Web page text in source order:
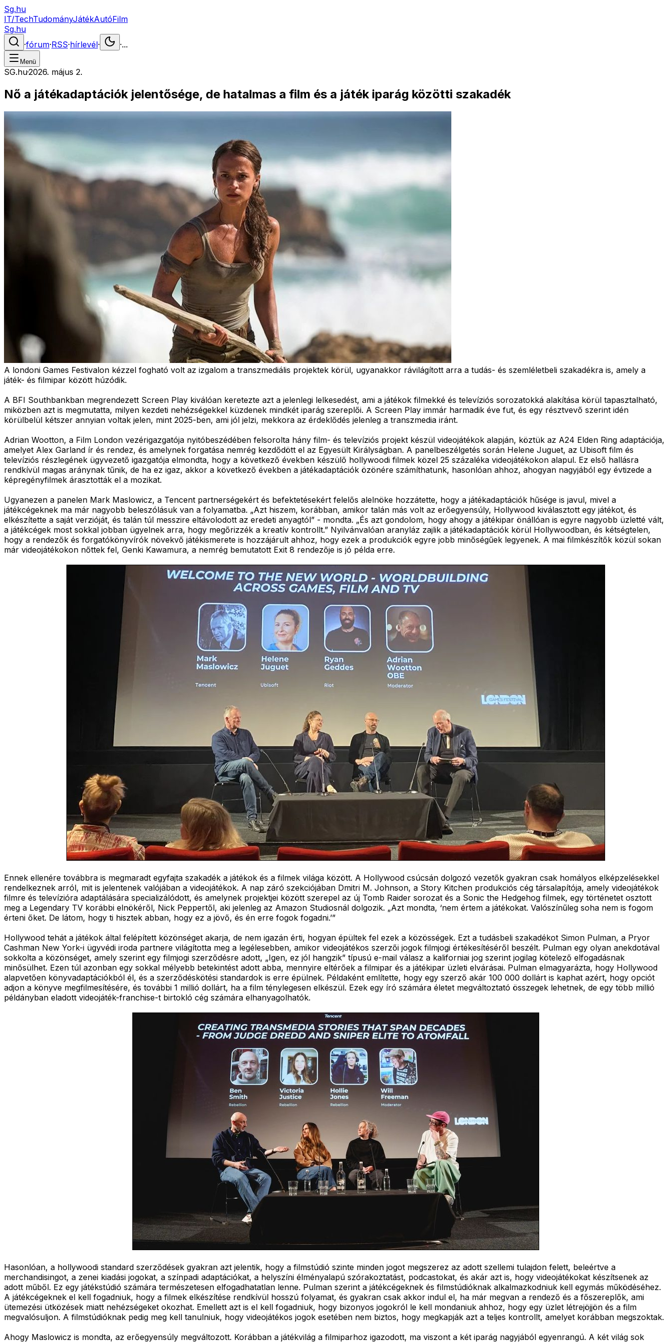
Sg.hu
IT/TechTudományJátékAutóFilm
Sg.hu
·fórum·RSS·hírlevél· ·...
Menü
SG.hu·2026. május 2.
Nő a játékadaptációk jelentősége, de hatalmas a film és a játék iparág közötti szakadék
A londoni Games Festivalon kézzel fogható volt az izgalom a transzmediális projektek körül, ugyanakkor rávilágított arra a tudás- és szemléletbeli szakadékra is, amely a
játék- és filmipar között húzódik.
A BFI Southbankban megrendezett Screen Play kiválóan keretezte azt a jelenlegi lelkesedést, ami a játékok filmekké és televíziós sorozatokká alakítása körül tapasztalható,
miközben azt is megmutatta, milyen kezdeti nehézségekkel küzdenek mindkét iparág szereplői. A Screen Play immár harmadik éve fut, és egy résztvevő szerint idén
körülbelül kétszer annyian voltak jelen, mint 2025-ben, ami jól jelzi, mekkora az érdeklődés jelenleg a transzmedia iránt.
Adrian Wootton, a Film London vezérigazgatója nyitóbeszédében felsorolta hány film- és televíziós projekt készül videojátékok alapján, köztük az A24 Elden Ring adaptációja,
amelyet Alex Garland ír és rendez, és amelynek forgatása nemrég kezdődött el az Egyesült Királyságban. A panelbeszélgetés során Helene Juguet, az Ubisoft film és
televíziós részlegének ügyvezető igazgatója elmondta, hogy a következő években készülő hollywoodi filmek közel 25 százaléka videojátékokon alapul. Ez első hallásra
rendkívül magas aránynak tűnik, de ha ez igaz, akkor a következő években a játékadaptációk özönére számíthatunk, hasonlóan ahhoz, ahogyan nagyjából egy évtizede a
képregényfilmek árasztották el a mozikat.
Ugyanezen a panelen Mark Maslowicz, a Tencent partnerségekért és befektetésekért felelős alelnöke hozzátette, hogy a játékadaptációk hűsége is javul, mivel a
játékcégeknek ma már nagyobb beleszólásuk van a folyamatba. „Azt hiszem, korábban, amikor talán más volt az erőegyensúly, Hollywood kiválasztott egy játékot, és
elkészítette a saját verzióját, és talán túl messzire eltávolodott az eredeti anyagtól” - mondta. „És azt gondolom, hogy ahogy a játékipar önállóan is egyre nagyobb üzletté vált,
a játékcégek most sokkal jobban ügyelnek arra, hogy megőrizzék a kreatív kontrollt.” Nyilvánvalóan aranyláz zajlik a játékadaptációk körül Hollywoodban, és kétségtelen,
hogy a rendezők és forgatókönyvírók növekvő játékismerete is hozzájárult ahhoz, hogy ezek a produkciók egyre jobb minőségűek legyenek. A mai filmkészítők közül sokan
már videojátékokon nőttek fel, Genki Kawamura, a nemrég bemutatott Exit 8 rendezője is jó példa erre.
Ennek ellenére továbbra is megmaradt egyfajta szakadék a játékok és a filmek világa között. A Hollywood csúcsán dolgozó vezetők gyakran csak homályos elképzelésekkel
rendelkeznek arról, mit is jelentenek valójában a videojátékok. A nap záró szekciójában Dmitri M. Johnson, a Story Kitchen produkciós cég társalapítója, amely videojátékok
filmre és televízióra adaptálására specializálódott, és amelynek projektjei között szerepel az új Tomb Raider sorozat és a Sonic the Hedgehog filmek, egy történetet osztott
meg a Legendary TV korábbi elnökéről, Nick Peppertől, aki jelenleg az Amazon Studiosnál dolgozik. „Azt mondta, ‘nem értem a játékokat. Valószínűleg soha nem is fogom
érteni őket. De látom, hogy ti hisztek abban, hogy ez a jövő, és én erre fogok fogadni.’”
Hollywood tehát a játékok által felépített közönséget akarja, de nem igazán érti, hogyan épültek fel ezek a közösségek. Ezt a tudásbeli szakadékot Simon Pulman, a Pryor
Cashman New York-i ügyvédi iroda partnere világította meg a legélesebben, amikor videojátékos szerzői jogok filmjogi értékesítéséről beszélt. Pulman egy olyan anekdotával
sokkolta a közönséget, amely szerint egy filmjogi szerződésre adott, „Igen, ez jól hangzik” típusú e-mail válasz a kaliforniai jog szerint jogilag kötelező elfogadásnak
minősülhet. Ezen túl azonban egy sokkal mélyebb betekintést adott abba, mennyire eltérőek a filmipar és a játékipar üzleti elvárásai. Pulman elmagyarázta, hogy Hollywood
alapvetően könyvadaptációkból él, és a szerződéskötési standardok is erre épülnek. Példaként említette, hogy egy szerző akár 100 000 dollárt is kaphat azért, hogy opciót
adjon a könyve megfilmesítésére, és további 1 millió dollárt, ha a film ténylegesen elkészül. Ezek egy író számára életet megváltoztató összegek lehetnek, de egy több millió
példányban eladott videojáték-franchise-t birtokló cég számára elhanyagolhatók.
Hasonlóan, a hollywoodi standard szerződések gyakran azt jelentik, hogy a filmstúdió szinte minden jogot megszerez az adott szellemi tulajdon felett, beleértve a
merchandisingot, a zenei kiadási jogokat, a színpadi adaptációkat, a helyszíni élményalapú szórakoztatást, podcastokat, és akár azt is, hogy videojátékokat készítsenek az
adott műből. Ez egy játékstúdió számára természetesen elfogadhatatlan lenne. Pulman szerint a játékcégeknek és filmstúdióknak alkalmazkodniuk kell egymás működéséhez.
A játékcégeknek el kell fogadniuk, hogy a filmek elkészítése rendkívül hosszú folyamat, és gyakran csak akkor indul el, ha már megvan a rendező és a főszereplők, ami
ütemezési ütközések miatt nehézségeket okozhat. Emellett azt is el kell fogadniuk, hogy bizonyos jogokról le kell mondaniuk ahhoz, hogy egy üzlet létrejöjjön és a film
megvalósuljon. A filmstúdióknak pedig meg kell tanulniuk, hogy videojátékos jogok esetében nem biztos, hogy megkapják azt a teljes kontrollt, amelyet korábban megszoktak.
Ahogy Maslowicz is mondta, az erőegyensúly megváltozott. Korábban a játékvilág a filmiparhoz igazodott, ma viszont a két iparág nagyjából egyenrangú. A két világ sok